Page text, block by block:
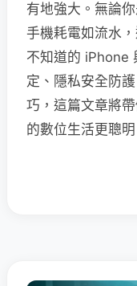
有地強大。無論
手機耗電如流水
不知道的 iPhone
定、隱私安全防
巧，這篇文章將
的數位生活更聰明